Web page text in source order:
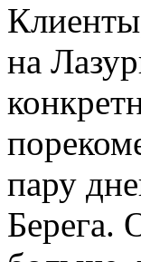
на
пару
Берега.